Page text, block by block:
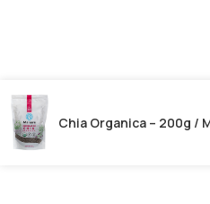
Chia Organica – 200g /